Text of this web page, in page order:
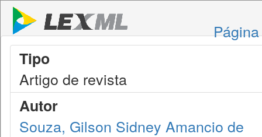
Tipo
Artigo de revista
Autor
Souza, Gilson Sidney Amancio de